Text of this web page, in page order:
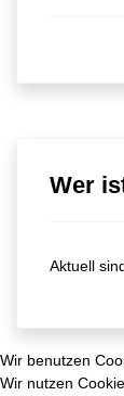
Wer
Aktuell
Wir benutzen
Wir nutzen